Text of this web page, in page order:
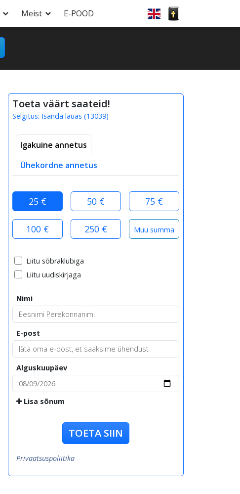
Meist E-POOD
Toeta väärt saateid!
Selgitus: Isanda lauas (13039)
Igakuine annetus
Ühekordne annetus
25 € 50 € 75 €
100 € 250 €
Liitu sõbraklubiga
Liitu uudiskirjaga
Nimi
E-post
Alguskuupäev
Lisa sõnum
TOETA SIIN
Privaatsuspoliitika